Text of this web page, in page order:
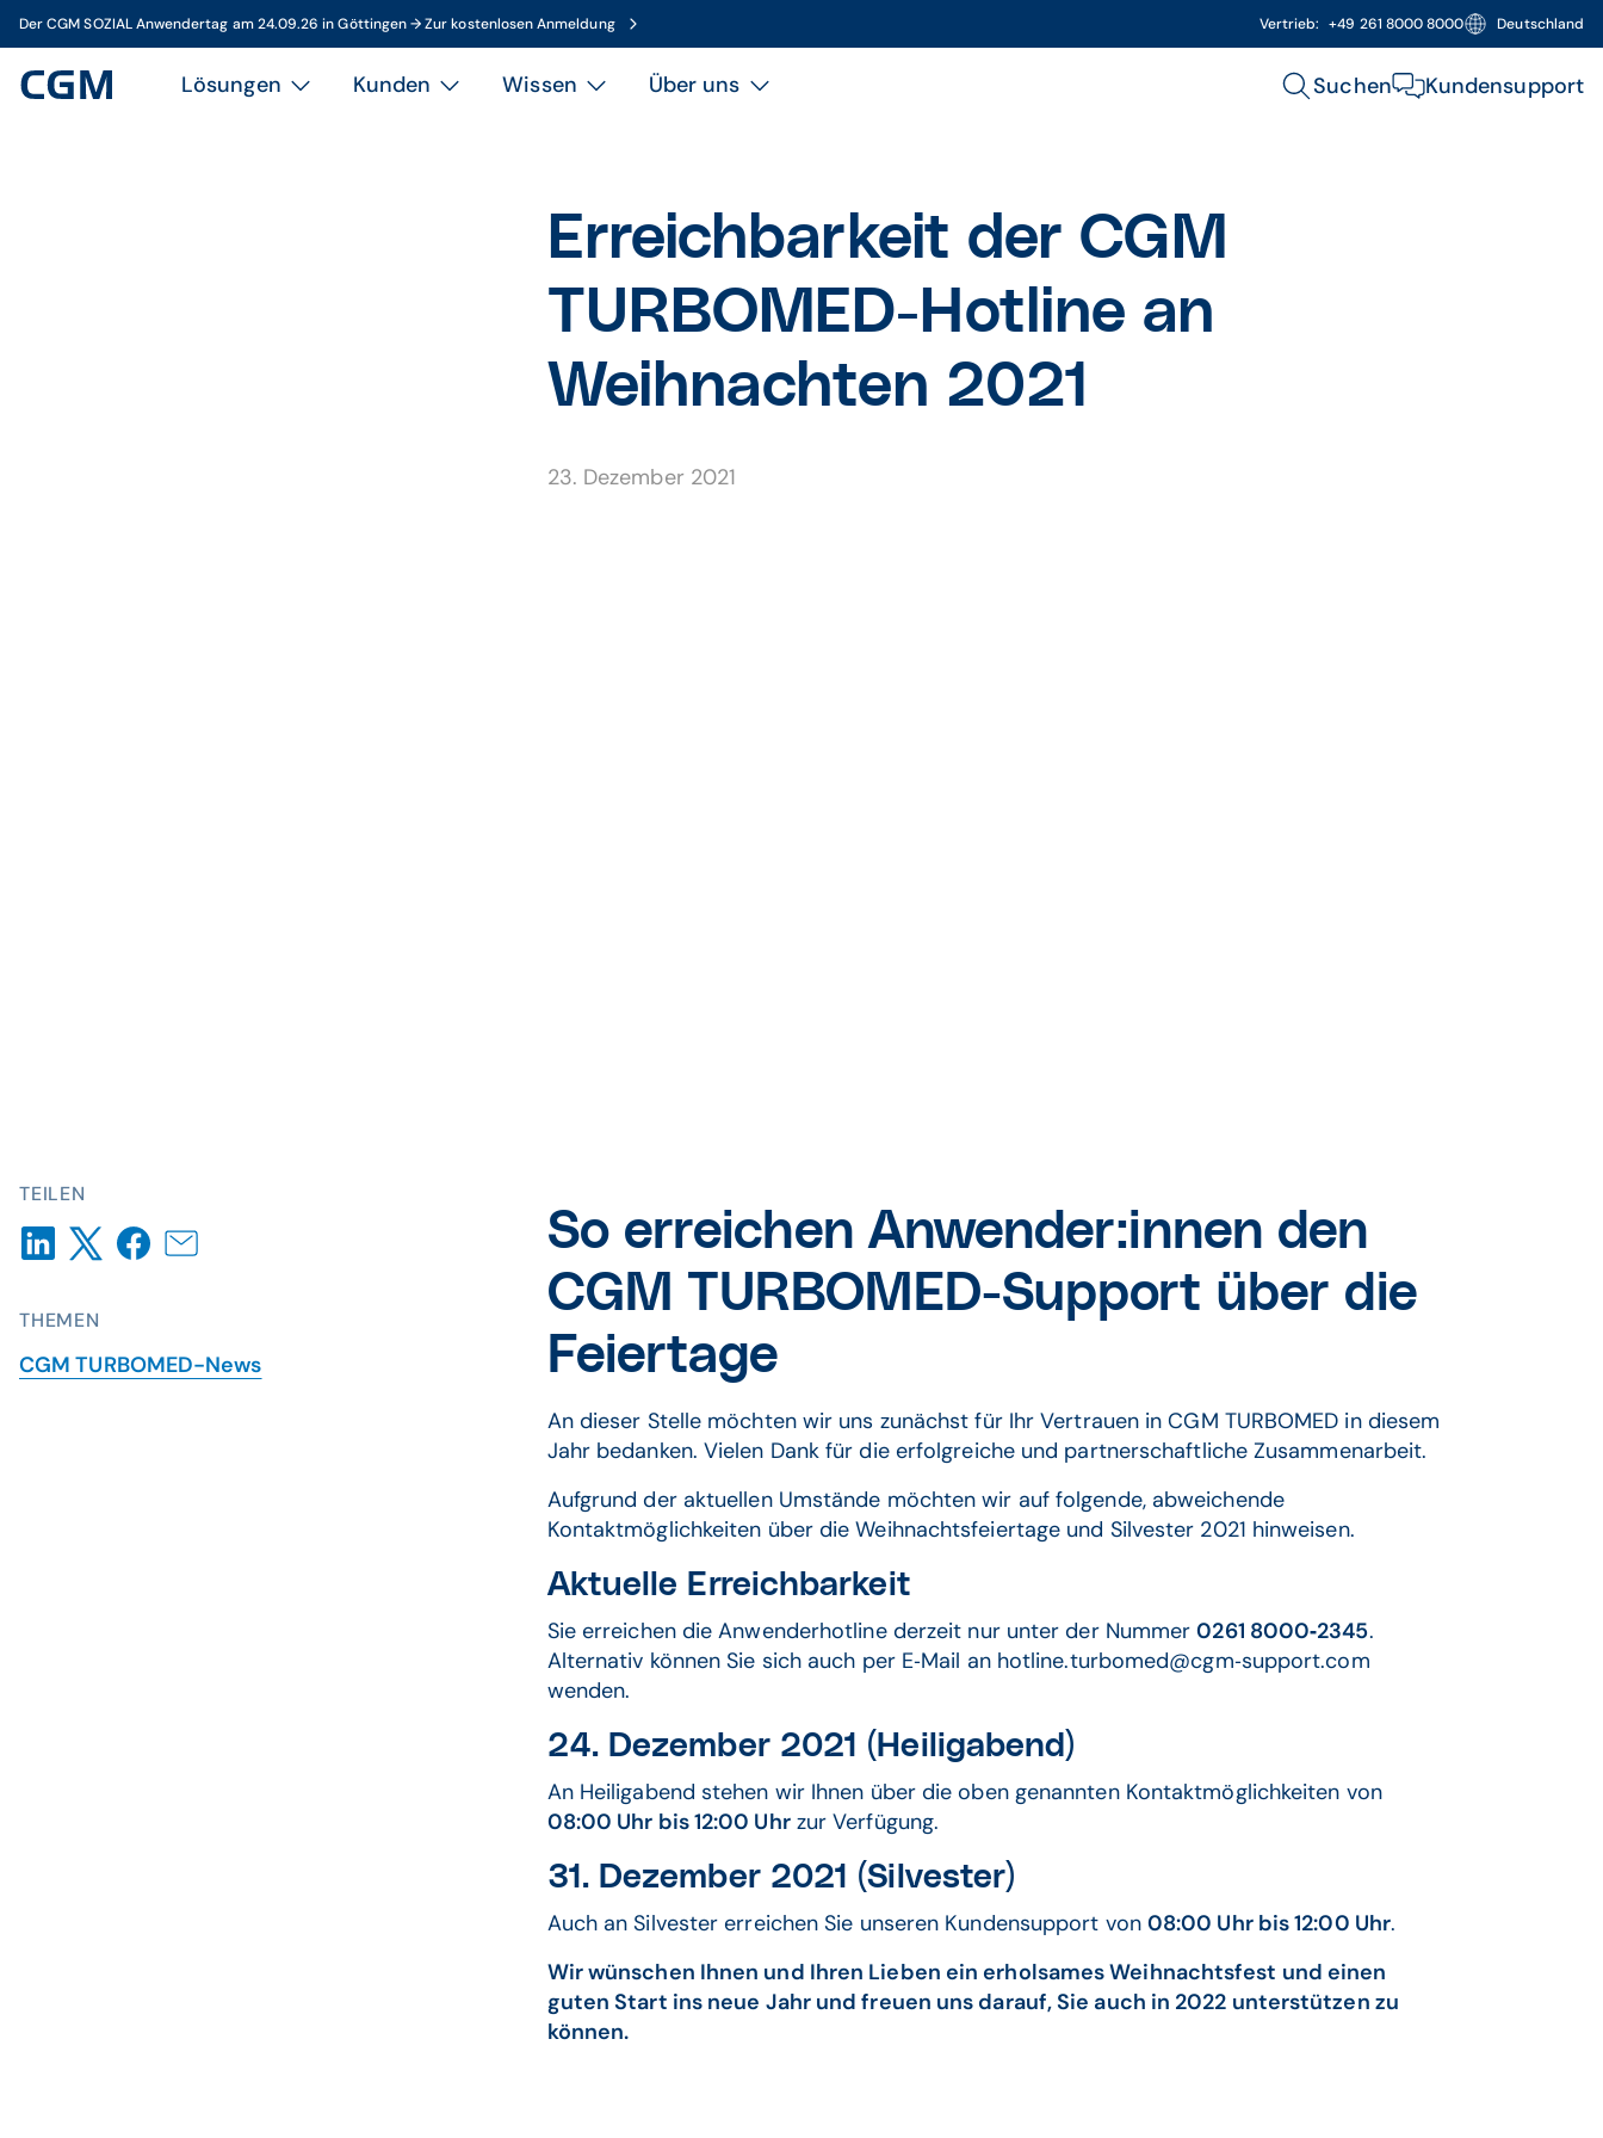
Der CGM SOZIAL Anwendertag am 24.09.26 in Göttingen → Zur kostenlosen Anmeldung Vertrieb: +49 261 8000 8000 Deutschland
Lösungen Kunden Wissen Über uns Suchen Kundensupport
Erreichbarkeit der CGM
TURBOMED-Hotline an
Weihnachten 2021
23. Dezember 2021
TEILEN
THEMEN
CGM TURBOMED-News
So erreichen Anwender:innen den
CGM TURBOMED-Support über die
Feiertage
An dieser Stelle möchten wir uns zunächst für Ihr Vertrauen in CGM TURBOMED in diesem
Jahr bedanken. Vielen Dank für die erfolgreiche und partnerschaftliche Zusammenarbeit.
Aufgrund der aktuellen Umstände möchten wir auf folgende, abweichende
Kontaktmöglichkeiten über die Weihnachtsfeiertage und Silvester 2021 hinweisen.
Aktuelle Erreichbarkeit
Sie erreichen die Anwenderhotline derzeit nur unter der Nummer0261 8000‐2345.
Alternativ können Sie sich auch per E‐Mail an hotline.turbomed@cgm‐support.com
wenden.
24. Dezember 2021 (Heiligabend)
An Heiligabend stehen wir Ihnen über die oben genannten Kontaktmöglichkeiten von
08:00 Uhr bis 12:00 Uhrzur Verfügung.
31. Dezember 2021 (Silvester)
Auch an Silvester erreichen Sie unseren Kundensupport von 08:00 Uhr bis 12:00 Uhr.
Wir wünschen Ihnen und Ihren Lieben ein erholsames Weihnachtsfest und einen
guten Start ins neue Jahr und freuen uns darauf, Sie auch in 2022 unterstützen zu
können.